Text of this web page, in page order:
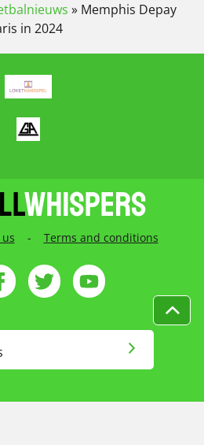
» Memphis Depay
in 2024
- Terms and conditions